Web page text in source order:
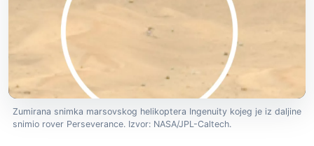
Zumirana snimka marsovskog helikoptera Ingenuity kojeg je iz daljine
snimio rover Perseverance. Izvor: NASA/JPL-Caltech.